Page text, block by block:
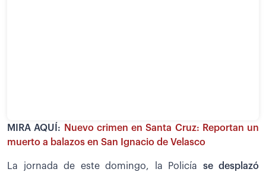
MIRA AQUÍ:
Nuevo crimen en Santa Cruz: Reportan un
muerto a balazos en San Ignacio de Velasco
La jornada de este domingo, la Policía se desplazó